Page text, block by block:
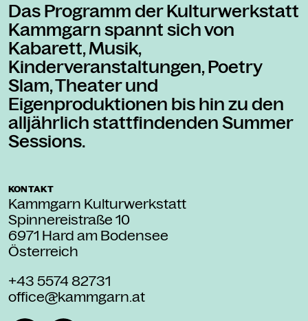
Das Programm der Kulturwerkstatt
Kammgarn spannt sich von
Kabarett, Musik,
Kinderveranstaltungen, Poetry
Slam, Theater und
Eigenproduktionen bis hin zu den
alljährlich stattfindenden Summer
Sessions.
KONTAKT
Kammgarn Kulturwerkstatt
Spinnereistraße 10
6971 Hard am Bodensee
Österreich
+43 5574 82731
office@kammgarn.at